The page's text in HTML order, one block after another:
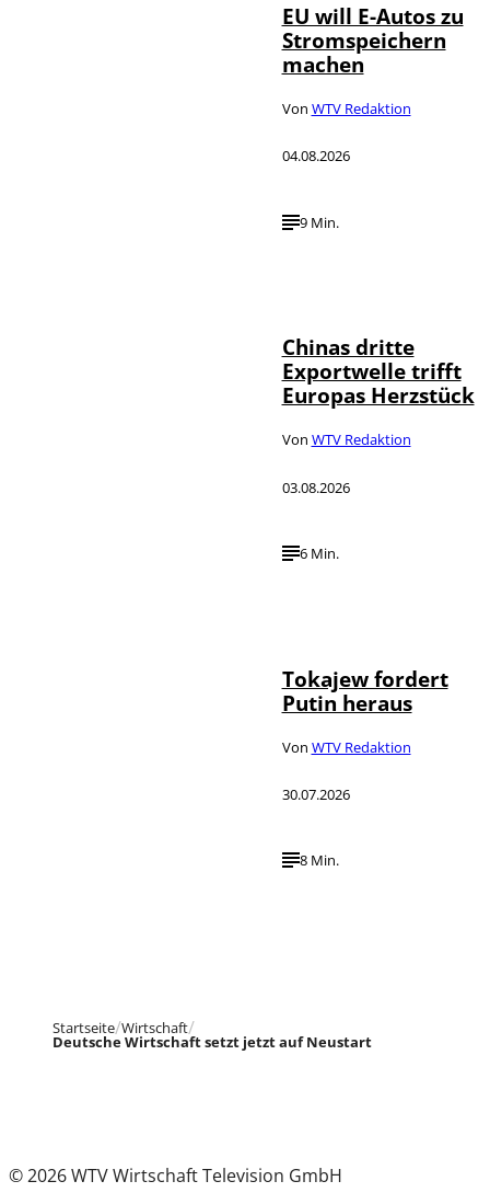
EU will E-Autos zu
Stromspeichern
machen
Von WTV Redaktion
04.08.2026
9 Min.
Chinas dritte
Exportwelle trifft
Europas Herzstück
Von WTV Redaktion
03.08.2026
6 Min.
Tokajew fordert
Putin heraus
Von WTV Redaktion
30.07.2026
8 Min.
Startseite Wirtschaft
Deutsche Wirtschaft setzt jetzt auf Neustart
© 2026 WTV Wirtschaft Television GmbH